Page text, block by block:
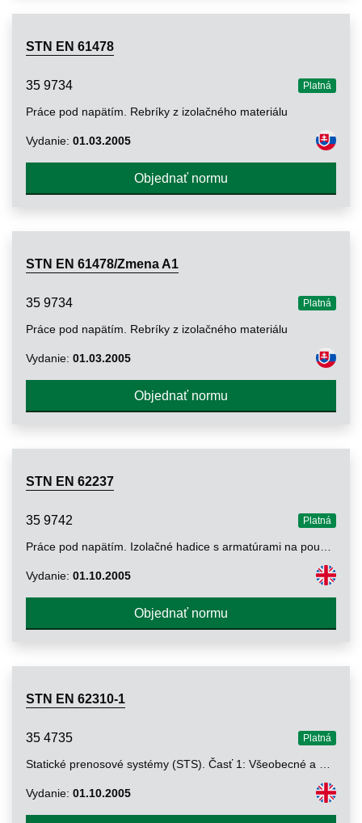
STN EN 61478
35 9734 Platná
Práce pod napätím. Rebríky z izolačného materiálu
Vydanie: 01.03.2005
Objednať normu
STN EN 61478/Zmena A1
35 9734 Platná
Práce pod napätím. Rebríky z izolačného materiálu
Vydanie: 01.03.2005
Objednať normu
STN EN 62237
35 9742 Platná
Vydanie: 01.10.2005
Objednať normu
STN EN 62310-1
35 4735 Platná
Vydanie: 01.10.2005